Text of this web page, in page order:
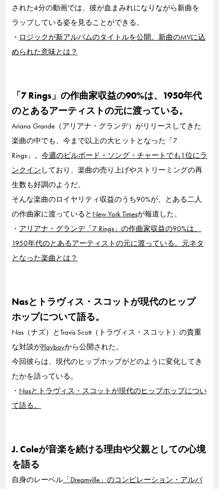
された4分の動画では、彼が血まみれになりながら新曲を
ラップしている姿を見ることができる。
・ ロジックが新アルバムのタイトルを公開。新曲のMVに込
められた意味とは？
「7 Rings」の作曲家収益の90%は、1950年代
のとあるアーティストの元に渡っている。
Ariana Grande（アリアナ・グランデ）がリリースしてきた
楽曲の中でも、今まで以上の大ヒットとなった「7
Rings」。 今週のビルボード・ソング・チャートでも1位にラ
ンクイン しており、楽曲の売り上げやストリーミングの再
生数も好調のようだ。
そんな楽曲のロイヤリティ収益のうち90%が、とある二人
の作曲家に渡っていると New York Timesが報道した。
・ アリアナ・グランデ「7 Rings」の作曲家収益の90%は、
1950年代のとあるアーティストの元に渡っている。元ネタ
となった楽曲とは？
Nasとトラヴィス・スコットが現代のヒップ
ホップについて語る。
Nas（ナズ）とTravis Scott（トラヴィス・スコット）の貴重
な対談がPlayboyから公開された。
今回彼らは、現代のヒップホップがどのように変化してき
たかを語っている。
・ Nasとトラヴィス・スコットが現代のヒップホップについ
て語る。
J. Coleが音楽を続ける理由や父親としての心境
を語る
自身のレーベル 「Dreamville」のコンピレーション・アルバ